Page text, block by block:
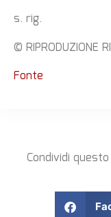
s. rig.
© RIPRODUZIONE
Fonte
Condividi